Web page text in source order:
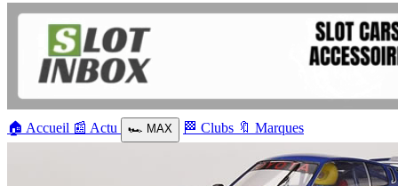
🏠 Accueil 📰 Actu 🏎️ MAX 🏁 Clubs 🔖 Marques